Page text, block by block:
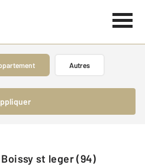
Autres
st leger (94)